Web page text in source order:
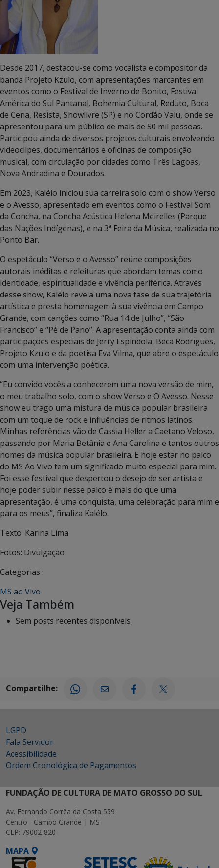
Desde 2017, destacou-se como vocalista e compositor da
banda Projeto Kzulo, com apresentações marcantes em
eventos como o Festival de Inverno de Bonito, Festival
América do Sul Pantanal, Bohemia Cultural, Reduto, Boca
de Cena, Resista, Showlivre (SP) e no Cordão Valu, onde se
apresentou para um público de mais de 50 mil pessoas.
Participou ainda de diversos projetos culturais envolvendo
videoclipes, documentários e oficinas de composição
musical, com circulação por cidades como Três Lagoas,
Nova Andradina e Dourados.
Em 2023, Kalélo iniciou sua carreira solo com o show Verso
e o Avesso, apresentado em eventos como o Festival Som
da Concha, na Concha Acústica Helena Meirelles (Parque
das Nações Indígenas), e na 3ª Feira da Música, realizada no
Ponto Bar.
O espetáculo “Verso e o Avesso” reúne composições
autorais inéditas e releituras que abordam temas como
identidade, espiritualidade e vivência periférica. Através
desse show, Kalélo revela uma nova fase de sua trajetória
artística e presta homenagem à sua vivência em Campo
Grande, com canções como “Rua 14 de Julho”, “São
Francisco” e “Pé de Pano”. A apresentação conta ainda com
participações especiais de Jerry Espíndola, Beca Rodrigues,
Projeto Kzulo e da poetisa Eva Vilma, que abre o espetáculo
com uma intervenção poética.
“Eu convido vocês a conhecerem uma nova versão de mim,
o meu trabalho solo, com o show Verso e O Avesso. Nesse
show eu trago uma mistura de música popular brasileira
com um toque de rock e influências de ritmos latinos.
Minhas referências vão de Cassia Heller a Caetano Veloso,
passando por Maria Betânia e Ana Carolina e tantos outros
nomes da música popular brasileira. E hoje estar no palco
do MS Ao Vivo tem um significado muito especial para mim.
Foi esse festival que despertou o desejo de ser artista e
hoje poder subir nesse palco é mais do que uma
apresentação, é uma conquista, uma celebração para mim e
para os meus”, finaliza Kalélo.
Texto: Karina Lima
Fotos: Divulgação
Categorias :
MS ao Vivo
Veja Também
Sem posts recentes disponíveis.
Compartilhe:
LGPD
Fala Servidor
Acessibilidade
Ordem Cronológica de Pagamentos
FUNDAÇÃO DE CULTURA DE MATO GROSSO DO SUL
Av. Fernando Corrêa da Costa 559
Centro - Campo Grande | MS
CEP: 79002-820
MAPA